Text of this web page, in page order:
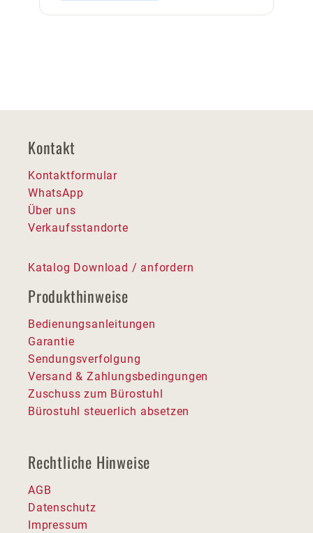
Kontakt
Kontaktformular
WhatsApp
Über uns
Verkaufsstandorte
Katalog Download / anfordern
Produkthinweise
Bedienungsanleitungen
Garantie
Sendungsverfolgung
Versand & Zahlungsbedingungen
Zuschuss zum Bürostuhl
Bürostuhl steuerlich absetzen
Rechtliche Hinweise
AGB
Datenschutz
Impressum